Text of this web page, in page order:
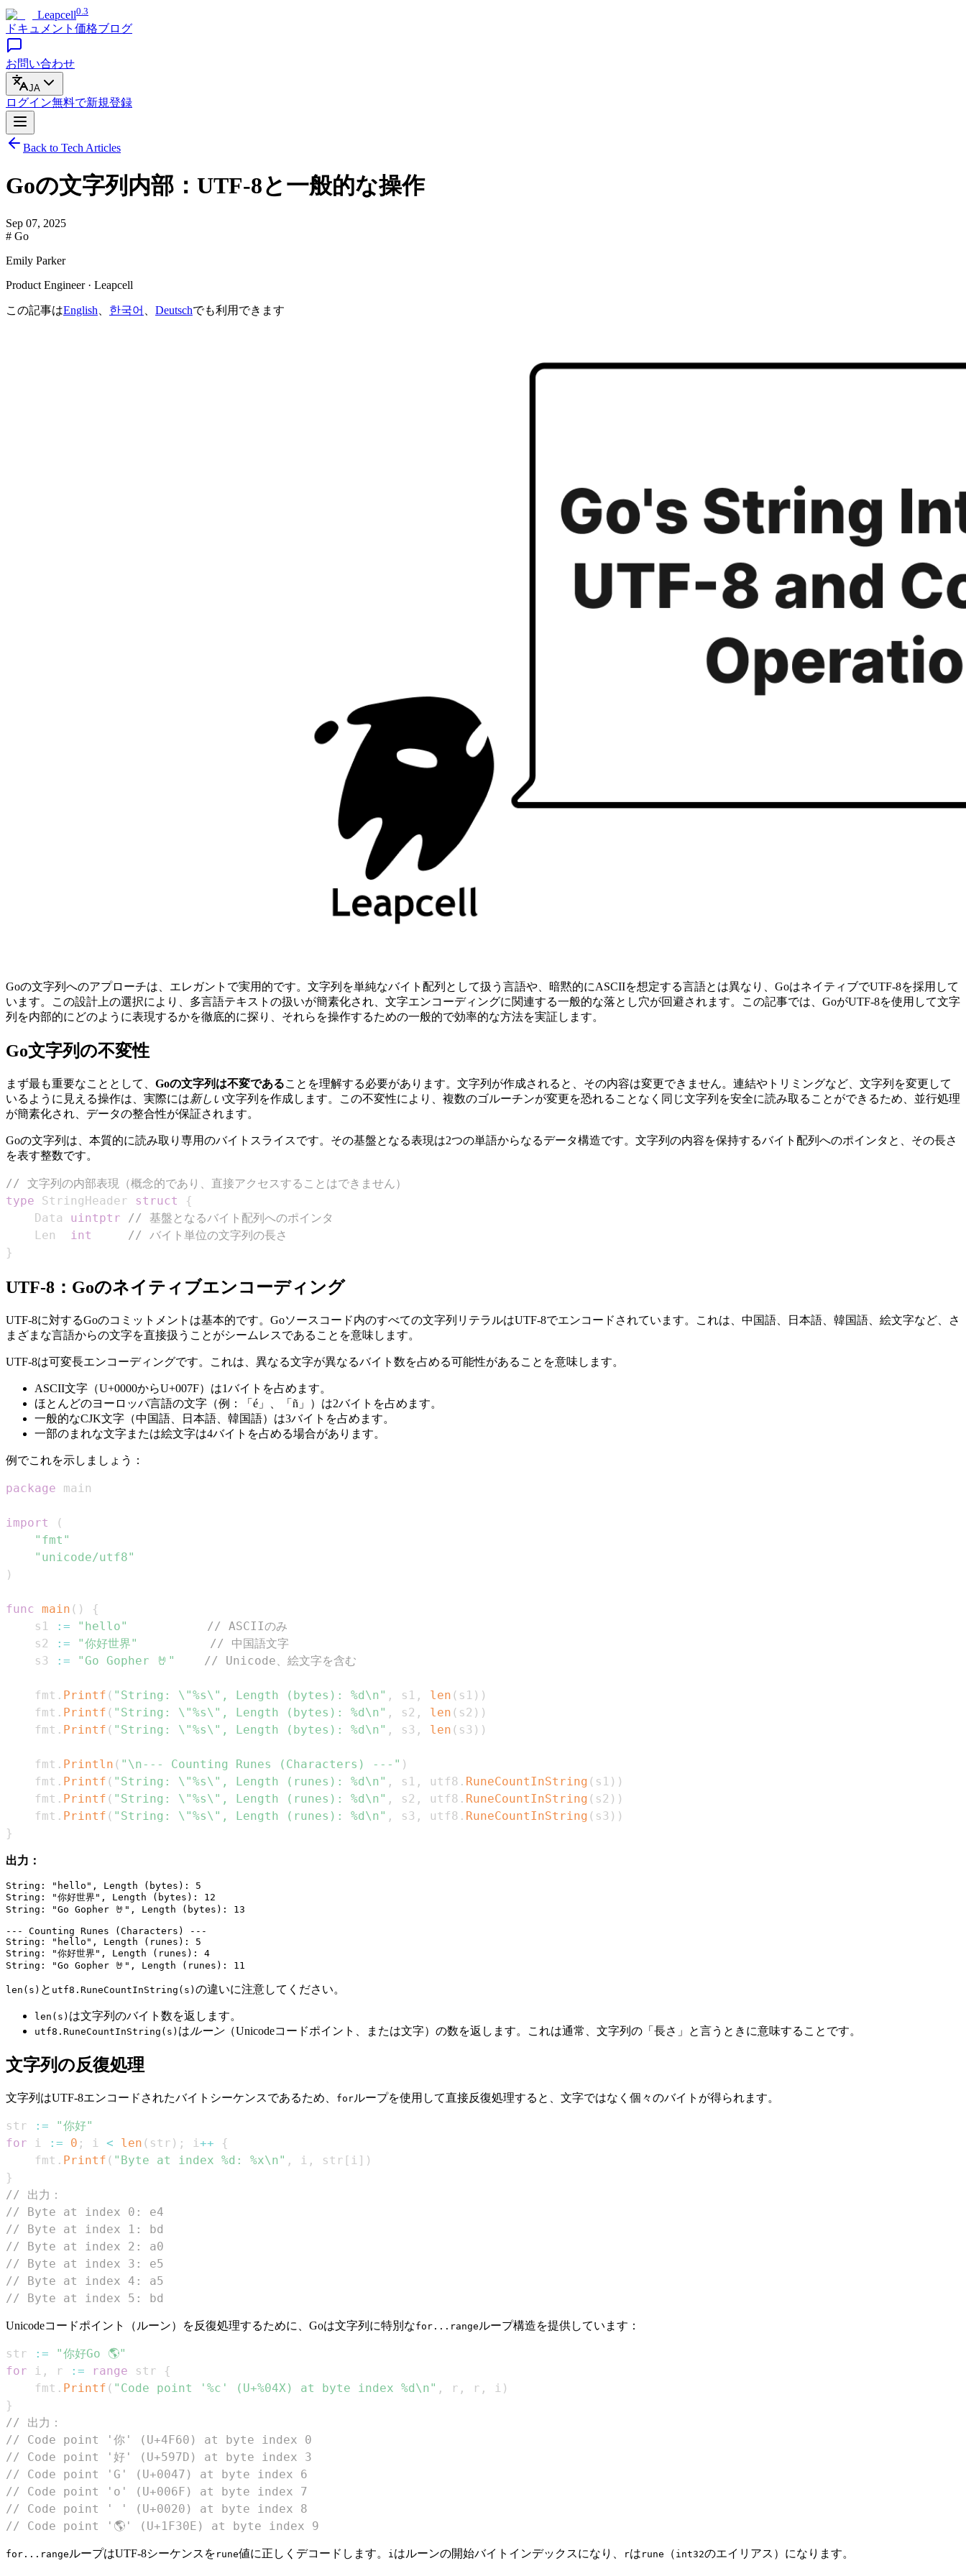
Leapcell0.3
ドキュメント 価格ブログ
お問い合わせ
JA
ログイン無料で新規登録
Back to Tech Articles
Goの文字列内部：UTF-8と一般的な操作
Sep 07, 2025
# Go
Emily Parker
Product Engineer · Leapcell
この記事はEnglish 한국어 Deutschでも利用できます
Goの文字列へのアプローチは、エレガントで実用的です。文字列を単純なバイト配列として扱う言語や、暗黙的にASCIIを想定する言語とは異なり、GoはネイティブでUTF-8を採用して
います。この設計上の選択により、多言語テキストの扱​​いが簡素化され、文字エンコーディングに関連する一般的な落とし穴が回避されます。この記事では、GoがUTF-8を使用して文字
列を内部的にどのように表現するかを徹底的に探り、それらを操作するための一般的で効率的な方法を実証します。
Go文字列の不変性
まず最も重要なこととして、 Goの文字列は不変であることを理解する必要があります。文字列が作成されると、その内容は変更できません。連結やトリミングなど、文字列を変更して
いるように見える操作は、実際には新しい文字列を作成します。この不変性により、複数のゴルーチンが変更を恐れることなく同じ文字列を安全に読み取ることができるため、並行処理
が簡素化され、データの整合性が保証されます。
Goの文字列は、本質的に読み取り専用のバイトスライスです。その基盤となる表現は2つの単語からなるデータ構造です。文字列の内容を保持するバイト配列へのポインタと、その長さ
を表す整数です。
// 文字列の内部表現（概念的であり、直接アクセスすることはできません）
type StringHeader struct
{
	Data
uintptr
// 基盤となるバイト配列へのポインタ
	Len
int
// バイト単位の文字列の長さ
}
UTF-8：Goのネイティブエンコーディング
UTF-8に対するGoのコミットメントは基本的です。Goソースコード内のすべての文字列リテラルはUTF-8でエンコードされています。これは、中国語、日本語、韓国語、絵文字など、さ
まざまな言語からの文字を直接扱うことがシームレスであることを意味します。
UTF-8は可変長エンコーディングです。これは、異なる文字が異なるバイト数を占める可能性があることを意味します。
ASCII文字（U+0000からU+007F）は1バイトを占めます。
ほとんどのヨーロッパ言語の文字（例：「é」、「ñ」）は2バイトを占めます。
一般的なCJK文字（中国語、日本語、韓国語）は3バイトを占めます。
一部のまれな文字または絵文字は4バイトを占める場合があります。
例でこれを示しましょう：
package
import
(
"fmt"
"unicode/utf8"
)
func main ( )
{
	s1
:= "hello"
// ASCIIのみ
	s2
:= "你好世界"
// 中国語文字
	s3
:= "Go Gopher 🤘" // Unicode、絵文字を含む
	fmt
. Printf ( "String: \"%s\", Length (bytes): %d\n" , s1 , len ( s1 ) )
	fmt
. Printf ( "String: \"%s\", Length (bytes): %d\n" , s2 , len ( s2 ) )
	fmt
. Printf ( "String: \"%s\", Length (bytes): %d\n" , s3 , len ( s3 ) )
	fmt
. Println ( "\n--- Counting Runes (Characters) ---" )
	fmt
. Printf ( "String: \"%s\", Length (runes): %d\n" , s1 , utf8 . RuneCountInString ( s1 ) )
	fmt
. Printf ( "String: \"%s\", Length (runes): %d\n" , s2 , utf8 . RuneCountInString ( s2 ) )
	fmt
. Printf ( "String: \"%s\", Length (runes): %d\n" , s3 , utf8 . RuneCountInString ( s3 ) )
}
出力：
String: "hello", Length (bytes): 5
String: "你好世界", Length (bytes): 12
String: "Go Gopher 🤘", Length (bytes): 13
--- Counting Runes (Characters) ---
String: "hello", Length (runes): 5
String: "你好世界", Length (runes): 4
len(s) と utf8.RuneCountInString(s) の違いに注意してください。
len(s) は文字列のバイト数を返します。
utf8.RuneCountInString(s) はルーン（Unicodeコードポイント、または文字）の数を返します。これは通常、文字列の「長さ」と言うときに意味することです。
文字列の反復処理
文字列はUTF-8エンコードされたバイトシーケンスであるため、 forループを使用して直接反復処理すると、文字ではなく個々のバイトが得られます。
str :=
"你好"
for i := 0 ; i < len ( str ) ; i ++
{
	fmt
. Printf ( "Byte at index %d: %x\n" , i , str [ i ] )
}
// 出力：
// Byte at index 0: e4
// Byte at index 1: bd
// Byte at index 2: a0
// Byte at index 3: e5
// Byte at index 4: a5
// Byte at index 5: bd
Unicodeコードポイント（ルーン）を反復処理するために、Goは文字列に特別なfor...range ループ構造を提供しています：
str :=
"你好Go 🌎"
for i , r := range str
{
	fmt
. Printf ( "Code point '%c' (U+%04X) at byte index %d\n" , r , r , i )
}
// 出力：
// Code point '你' (U+4F60) at byte index 0
// Code point '好' (U+597D) at byte index 3
// Code point 'G' (U+0047) at byte index 6
// Code point 'o' (U+006F) at byte index 7
// Code point ' ' (U+0020) at byte index 8
// Code point '🌎' (U+1F30E) at byte index 9
for...range ループはUTF-8シーケンスを rune値に正しくデコードします。 i はルーンの開始バイトインデックスになり、 rは rune （ int32のエイリアス）になります。